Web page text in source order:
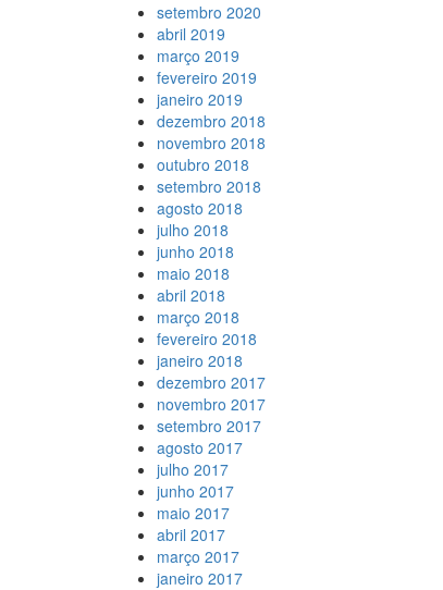
setembro 2020
abril 2019
março 2019
fevereiro 2019
janeiro 2019
dezembro 2018
novembro 2018
outubro 2018
setembro 2018
agosto 2018
julho 2018
junho 2018
maio 2018
abril 2018
março 2018
fevereiro 2018
janeiro 2018
dezembro 2017
novembro 2017
setembro 2017
agosto 2017
julho 2017
junho 2017
maio 2017
abril 2017
março 2017
janeiro 2017